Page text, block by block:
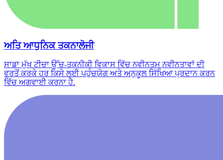
ਅਤਿ ਆਧੁਨਿਕ ਤਕਨਾਲੋਜੀ
ਸਾਡਾ ਮੁੱਖ ਟੀਚਾ ਉੱਚ-ਤਕਨੀਕੀ ਵਿਕਾਸ ਵਿੱਚ ਨਵੀਨਤਮ ਨਵੀਨਤਾਵਾਂ ਦੀ
ਵਰਤੋਂ ਕਰਕੇ ਹਰ ਕਿਸੇ ਲਈ ਪਹੁੰਚਯੋਗ ਅਤੇ ਅਨੁਕੂਲ ਸਿੱਖਿਆ ਪ੍ਰਦਾਨ ਕਰਨ
ਵਿੱਚ ਅਗਵਾਈ ਕਰਨਾ ਹੈ.